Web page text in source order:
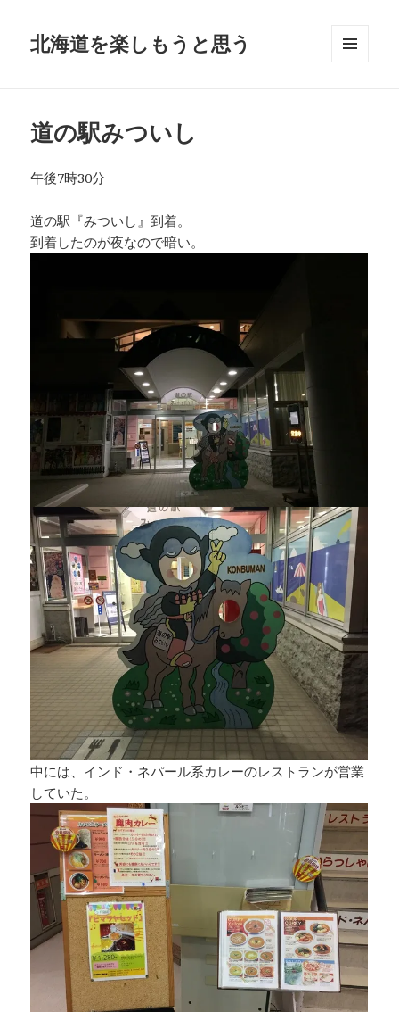
北海道を楽しもうと思う
道の駅みついし
午後7時30分
道の駅『みついし』到着。
到着したのが夜なので暗い。
中には、インド・ネパール系カレーのレストランが営業
していた。